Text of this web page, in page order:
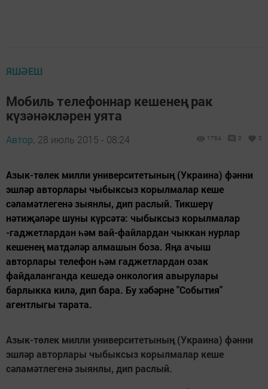
ЯШӘЕШ
Мобиль телефоннар кешенең рак
күзәнәкләрен уята
Автор, 28 июль 2015 - 08:24 1764 0 0
Азык-төлек милли университетының (Украина) фәнни
эшләр авторлары чыбыксыз корылмалар кеше
сәламәтлегенә зыянлы, дип раслый. Тикшерү
нәтиҗәләре шуны күрсәтә: чыбыксыз корылмалар
-гаджетлардан һәм вай-файлардан чыккан нурлар
кешенең матдәләр алмашын боза. Яңа ачыш
авторлары телефон һәм гаджетлардан озак
файдаланганда кешедә онкология авырулары
барлыкка килә, дип бара. Бу хәбәрне "События"
агентлыгы тарата.
Азык-төлек милли университетының (Украина) фәнни
эшләр авторлары чыбыксыз корылмалар кеше
сәламәтлегенә зыянлы, дип раслый.